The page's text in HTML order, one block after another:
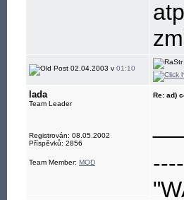
02.04.2003 v 01:10
lada
Team Leader
Registrován: 08.05.2002
Příspěvků: 2856
Team Member: MOD
Re: ad)